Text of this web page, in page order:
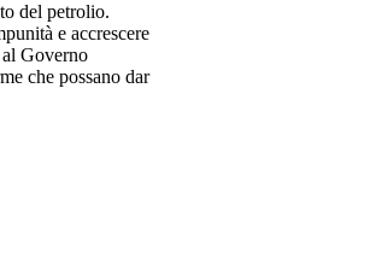
del petrolio.
e accrescere
Governo
che possano dar